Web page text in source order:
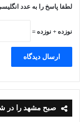
لطفا پاسخ را به عدد
نوزده + نوزده =
صبح مشهد را در